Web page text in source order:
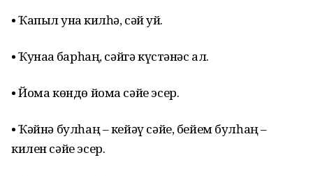
• Ҡапыл ҡунаҡ килһә, сәй ҡуй.
• Ҡунаҡҡа барһаң, сәйгә күстәнәс ал.
• Йома көндө йома сәйе эсер.
• Ҡәйнә булһаң – кейәү сәйе, бейем булһаң –
килен сәйе эсер.